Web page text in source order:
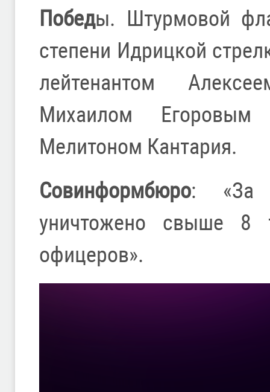
Победы. Штурмовой
степени Идрицкой
лейтенантом
Михаилом
Мелитоном Кантария.
Совинформбюро: «За
уничтожено свыше 8
офицеров».